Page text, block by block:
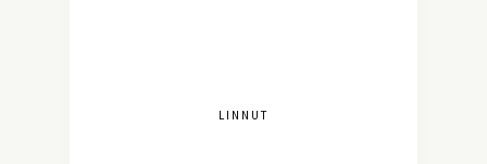
LINNUT